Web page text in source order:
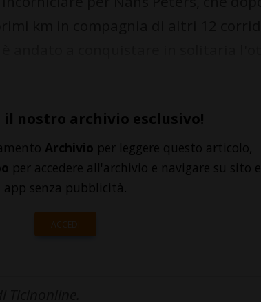
il nostro archivio esclusivo!
Archivio per leggere questo articolo,
per accedere all'archivio e navigare su sito e
app senza pubblicità.
ACCEDI